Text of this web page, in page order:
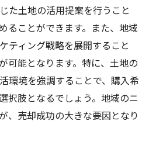
た土地の活用提案を行うこと
ることができます。また、地域
ティング戦略を展開すること
可能となります。特に、土地の
環境を強調することで、購入希
択肢となるでしょう。地域のニ
、売却成功の大きな要因となり